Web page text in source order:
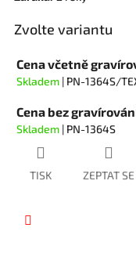
hvězdiček.
Zvolte variantu
Cena včetně
Skladem | PN-1364S/
Cena bez
Skladem | PN-1364S
TISK ZEPTAT SE